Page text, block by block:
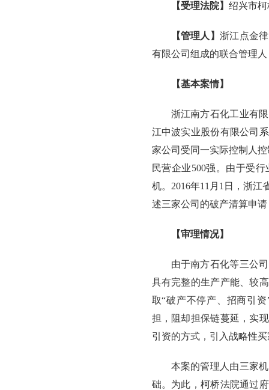
【受理法院】 绍兴市
【管理人】浙江点金
有限公司组成的联合管理人
【基本案情】
浙江南方石化工业有
江中波实业股份有限公司
家公司受同一实际控制人
民营企业500强。由于受
机。2016年11月1日，浙
述三家公司的破产清算申
【审理情况】
由于南方石化等三公
具有完整的生产产能、较
取“破产不停产、招商引
担，阻却担保链蔓延，实
引资的方式，引入战略性
本案的管理人由三家
础。为此，柯桥法院通过